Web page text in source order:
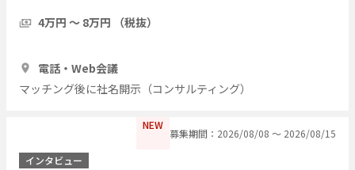
4万円 〜 8万円 （税抜）
電話・Web会議
マッチング後に社名開示（コンサルティング）
NEW
募集期間：2026/08/08 〜 2026/08/15
インタビュー